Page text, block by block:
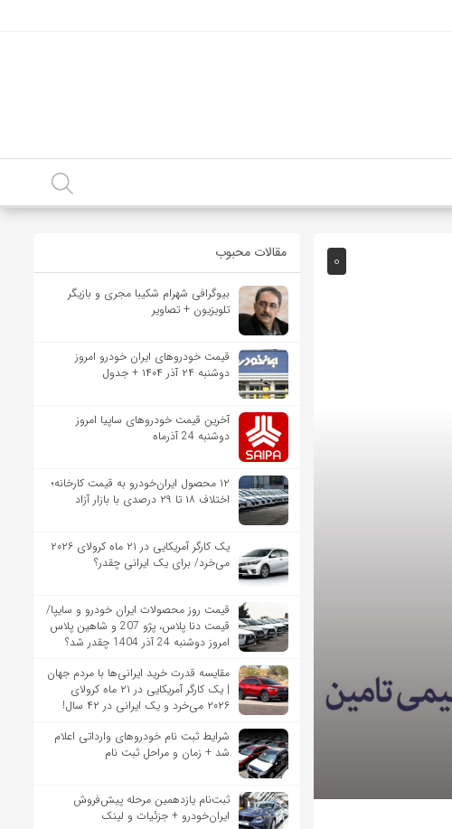
0 مقالات محبوب
بیوگرافی شهرام شکیبا مجری و بازیگر
تلویزیون + تصاویر
قیمت خودرو‌های ایران خودرو امروز
دوشنبه ۲۴ آذر ۱۴۰۴ + جدول
آخرین قیمت خودروهای ساپیا امروز
دوشنبه 24 آذرماه
۱۲ محصول ایران‌خودرو به قیمت کارخانه؛
اختلاف ۱۸ تا ۲۹ درصدی با بازار آزاد
یک کارگر آمریکایی در ۲۱ ماه کرولای ۲۰۲۶
می‌خرد/ برای یک ایرانی چقدر؟
قیمت روز محصولات ایران خودرو و سایپا/
قیمت دنا پلاس، پژو 207 و شاهین پلاس
امروز دوشنبه 24 آذر 1404 چقدر شد؟
مقایسه قدرت خرید ایرانی‌ها با مردم جهان
| یک کارگر آمریکایی در ۲۱ ماه کرولای
۲۰۲۶ می‌خرد و یک ایرانی در ۴۲ سال!
شرایط ثبت نام خودروهای وارداتی اعلام
شد + زمان و مراحل ثبت نام
ثبت‌نام یازدهمین مرحله پیش‌فروش
ایران‌خودرو + جزئیات و لینک